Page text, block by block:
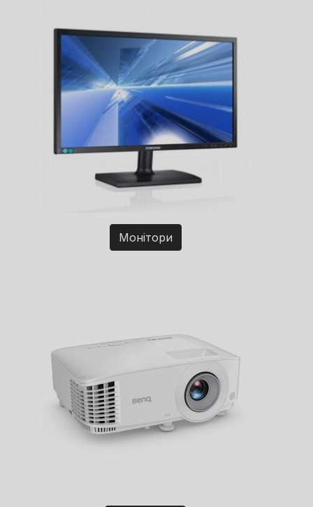
Монітори